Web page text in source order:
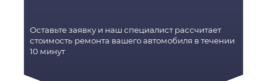
Оставьте заявку и наш специалист рассчитает
стоимость ремонта вашего автомобиля в течении
10 минут